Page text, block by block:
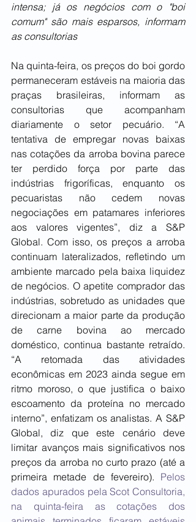
intensa; já os negócios com o "boi
comum" são mais esparsos, informam
as consultorias
Na quinta-feira, os preços do boi gordo
permaneceram estáveis na maioria das
praças brasileiras, informam as
consultorias que acompanham
diariamente o setor pecuário. “A
tentativa de empregar novas baixas
nas cotações da arroba bovina parece
ter perdido força por parte das
indústrias frigoríficas, enquanto os
pecuaristas não cedem novas
negociações em patamares inferiores
aos valores vigentes”, diz a S&P
Global. Com isso, os preços a arroba
continuam lateralizados, refletindo um
ambiente marcado pela baixa liquidez
de negócios. O apetite comprador das
indústrias, sobretudo as unidades que
direcionam a maior parte da produção
de carne bovina ao mercado
doméstico, continua bastante retraído.
“A retomada das atividades
econômicas em 2023 ainda segue em
ritmo moroso, o que justifica o baixo
escoamento da proteína no mercado
interno”, enfatizam os analistas. A S&P
Global, diz que este cenário deve
limitar avanços mais significativos nos
preços da arroba no curto prazo (até a
primeira metade de fevereiro). Pelos
dados apurados pela Scot Consultoria,
na quinta-feira as cotações dos